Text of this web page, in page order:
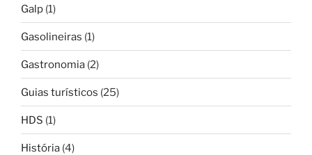
Galp (1)
Gasolineiras (1)
Gastronomia (2)
Guias turísticos (25)
HDS (1)
História (4)